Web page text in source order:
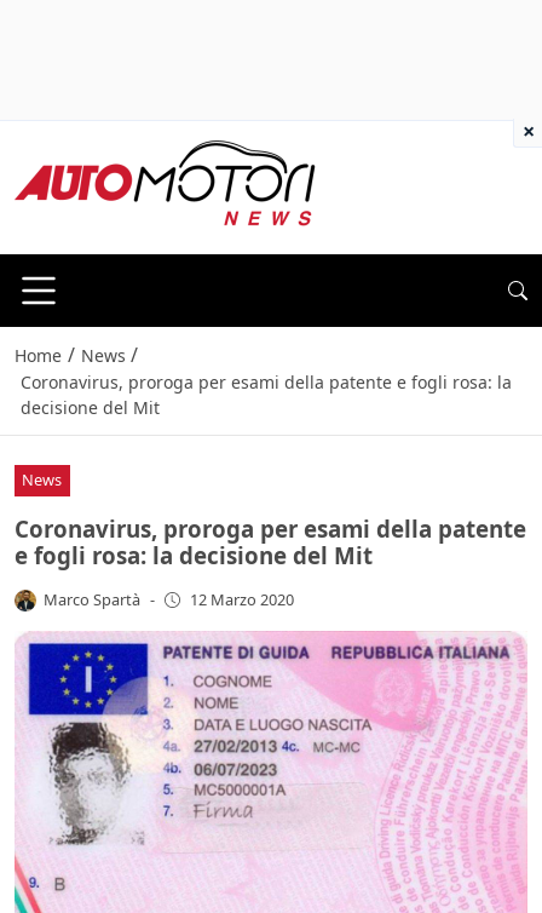
Home / News /
Coronavirus, proroga per esami della patente e fogli rosa: la
decisione del Mit
News
Coronavirus, proroga per esami della patente
e fogli rosa: la decisione del Mit
Marco Spartà - 12 Marzo 2020
×